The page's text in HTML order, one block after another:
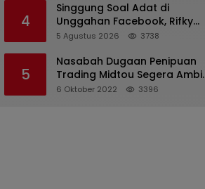
4
Singgung Soal Adat di
Unggahan Facebook, Rifky
Desriana Minta Maaf ke PDA
5 Agustus 2026 3738
5
Nasabah Dugaan Penipuan
Trading Midtou Segera Ambil
Langkah Hukum
6 Oktober 2022 3396